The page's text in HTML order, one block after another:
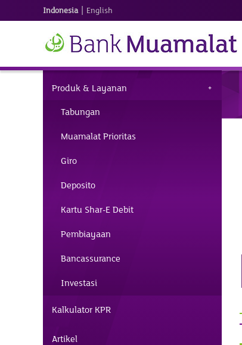
Indonesia | English
Produk & Layanan
Tabungan
Muamalat Prioritas
Giro
Deposito
Kartu Shar-E Debit
Pembiayaan
Bancassurance
Investasi
Kalkulator KPR
Artikel